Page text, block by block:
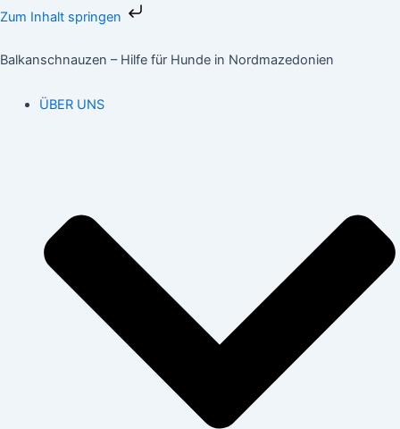
Zum Inhalt springen
Zum
springen
Balkanschnauzen – Hilfe für Hunde in Nordmazedonien
ÜBER UNS